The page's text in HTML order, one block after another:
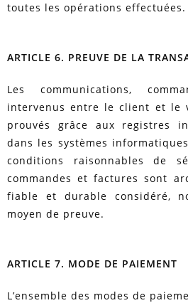
toutes les opérations effectuées.
ARTICLE 6. PREUVE DE LA
Les communications,
intervenus entre le client et le
prouvés grâce aux registres
dans les systèmes
conditions raisonnables de
commandes et factures sont
fiable et durable considéré,
moyen de preuve.
ARTICLE 7. MODE DE PAIEMENT
L’ensemble des modes de